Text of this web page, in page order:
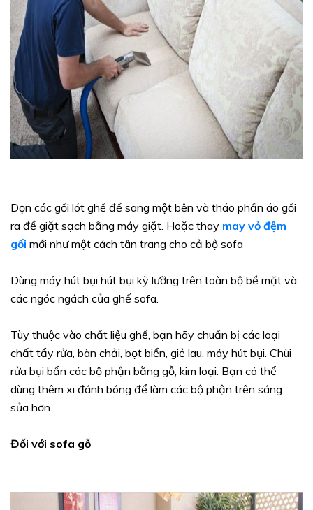
Dọn các gối lót ghế để sang một bên và tháo phần áo gối
ra để giặt sạch bằng máy giặt. Hoặc thay may vỏ đệm
gối mới như một cách tân trang cho cả bộ sofa
Dùng máy hút bụi hút bụi kỹ lưỡng trên toàn bộ bề mặt và
các ngóc ngách của ghế sofa.
Tùy thuộc vào chất liệu ghế, bạn hãy chuẩn bị các loại
chất tẩy rửa, bàn chải, bọt biển, giẻ lau, máy hút bụi. Chùi
rửa bụi bẩn các bộ phận bằng gỗ, kim loại. Bạn có thể
dùng thêm xi đánh bóng để làm các bộ phận trên sáng
sủa hơn.
Đối với sofa gỗ